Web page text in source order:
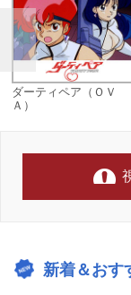
ダーティペア（ＯＶ
Ａ）
新着＆おす